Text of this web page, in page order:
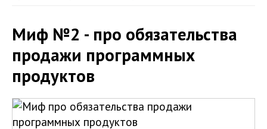
Миф №2 - про обязательства
продажи программных
продуктов